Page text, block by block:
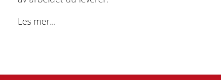
Les mer...